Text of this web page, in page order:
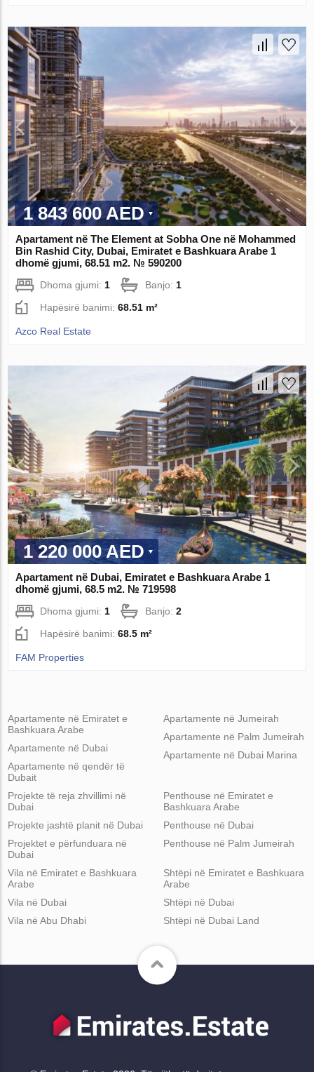
1 843 600 AED
Apartament në The Element at Sobha One në Mohammed
Bin Rashid City, Dubai, Emiratet e Bashkuara Arabe 1
dhomë gjumi, 68.51 m2. № 590200
Dhoma gjumi: 1 Banjo: 1
Hapësirë ​​banimi:68.51 m²
Azco Real Estate
1 220 000 AED
Apartament në Dubai, Emiratet e Bashkuara Arabe 1
dhomë gjumi, 68.5 m2. № 719598
Dhoma gjumi:1 Banjo:2
Hapësirë ​​banimi:68.5 m²
FAM Properties
Apartamente në Emiratet e
Bashkuara Arabe
Apartamente në Dubai
Apartamente në qendër të
Dubait
Apartamente në Jumeirah
Apartamente në Palm Jumeirah
Apartamente në Dubai Marina
Projekte të reja zhvillimi në
Dubai
Projekte jashtë planit në Dubai
Projektet e përfunduara në
Dubai
Penthouse në Emiratet e
Bashkuara Arabe
Penthouse në Dubai
Penthouse në Palm Jumeirah
Vila në Emiratet e Bashkuara
Arabe
Vila në Dubai
Vila në Abu Dhabi
Shtëpi në Emiratet e Bashkuara
Arabe
Shtëpi në Dubai
Shtëpi në Dubai Land